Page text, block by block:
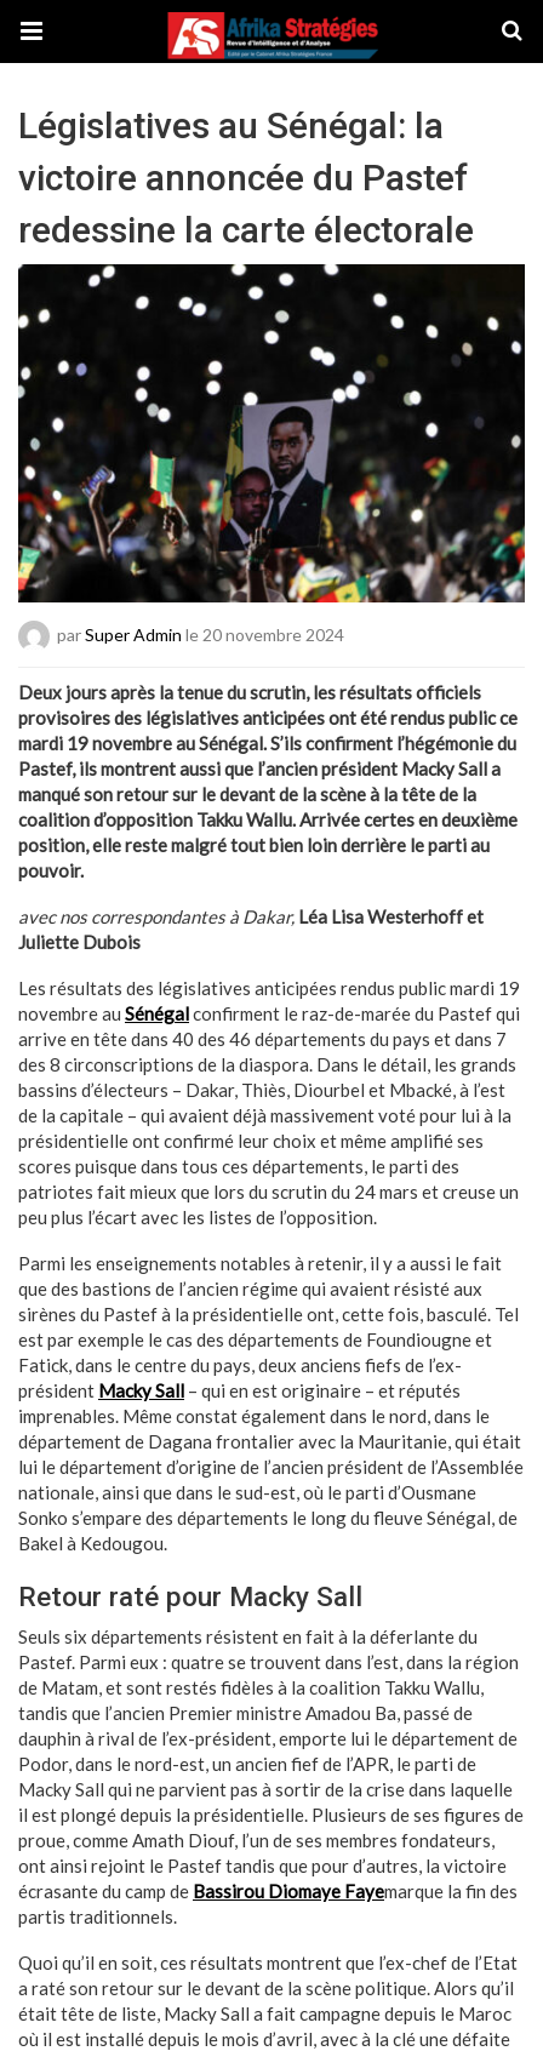
Législatives au Sénégal: la
victoire annoncée du Pastef
redessine la carte électorale
parSuper Admin le 20 novembre 2024
Deux jours après la tenue du scrutin, les résultats officiels
provisoires des législatives anticipées ont été rendus public ce
mardi 19 novembre au Sénégal. S’ils confirment l’hégémonie du
Pastef, ils montrent aussi que l’ancien président Macky Sall a
manqué son retour sur le devant de la scène à la tête de la
coalition d’opposition Takku Wallu. Arrivée certes en deuxième
position, elle reste malgré tout bien loin derrière le parti au
pouvoir.
avec nos correspondantes à Dakar, Léa Lisa Westerhoff et
Juliette Dubois
Les résultats des législatives anticipées rendus public mardi 19
novembre au Sénégalconfirment le raz-de-marée du Pastef qui
arrive en tête dans 40 des 46 départements du pays et dans 7
des 8 circonscriptions de la diaspora. Dans le détail, les grands
bassins d’électeurs – Dakar, Thiès, Diourbel et Mbacké, à l’est
de la capitale – qui avaient déjà massivement voté pour lui à la
présidentielle ont confirmé leur choix et même amplifié ses
scores puisque dans tous ces départements, le parti des
patriotes fait mieux que lors du scrutin du 24 mars et creuse un
peu plus l’écart avec les listes de l’opposition.
Parmi les enseignements notables à retenir, il y a aussi le fait
que des bastions de l’ancien régime qui avaient résisté aux
sirènes du Pastef à la présidentielle ont, cette fois, basculé. Tel
est par exemple le cas des départements de Foundiougne et
Fatick, dans le centre du pays, deux anciens fiefs de l’ex-
président Macky Sall – qui en est originaire – et réputés
imprenables. Même constat également dans le nord, dans le
département de Dagana frontalier avec la Mauritanie, qui était
lui le département d’origine de l’ancien président de l’Assemblée
nationale, ainsi que dans le sud-est, où le parti d’Ousmane
Sonko s’empare des départements le long du fleuve Sénégal, de
Bakel à Kedougou.
Retour raté pour Macky Sall
Seuls six départements résistent en fait à la déferlante du
Pastef. Parmi eux : quatre se trouvent dans l’est, dans la région
de Matam, et sont restés fidèles à la coalition Takku Wallu,
tandis que l’ancien Premier ministre Amadou Ba, passé de
dauphin à rival de l’ex-président, emporte lui le département de
Podor, dans le nord-est, un ancien fief de l’APR, le parti de
Macky Sall qui ne parvient pas à sortir de la crise dans laquelle
il est plongé depuis la présidentielle. Plusieurs de ses figures de
proue, comme Amath Diouf, l’un de ses membres fondateurs,
ont ainsi rejoint le Pastef tandis que pour d’autres, la victoire
écrasante du camp de Bassirou Diomaye Fayemarque la fin des
partis traditionnels.
Quoi qu’il en soit, ces résultats montrent que l’ex-chef de l’Etat
a raté son retour sur le devant de la scène politique. Alors qu’il
était tête de liste, Macky Sall a fait campagne depuis le Maroc
où il est installé depuis le mois d’avril, avec à la clé une défaite